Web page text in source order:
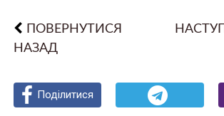
ПОВЕРНУТИСЯ
НАЗАД
Поділитися
Поділитися